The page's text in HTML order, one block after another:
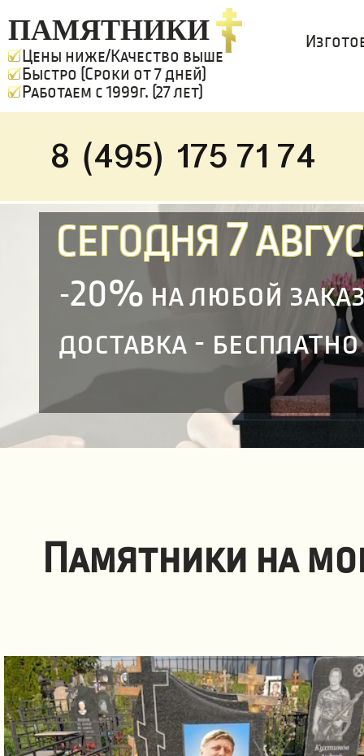
ПАМЯТНИКИ
Цены ниже/Качество выше
Быстро (Сроки от 7 дней)
Работаем с 1999г. (27 лет)
8 (495) 175 71 74
СЕГОДНЯ7
-20% на любой
доставка - бесплатно
Памятники на